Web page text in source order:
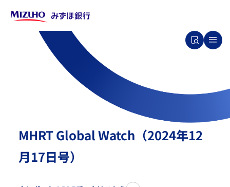
MHRT Global Watch（2024年12
月17日号）